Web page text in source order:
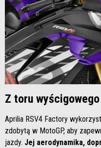
Z toru
Aprilia RSV4 Factory
zdobytą w MotoGP, aby
jazdy. Jej aerodynamika,